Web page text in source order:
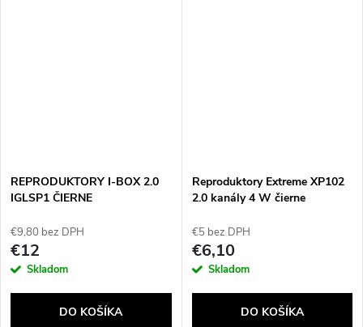
REPRODUKTORY I-BOX 2.0
IGLSP1 ČIERNE
€9,80 bez DPH
€12
Skladom
DO KOŠÍKA
Reproduktory Extreme XP102
2.0 kanály 4 W čierne
€5 bez DPH
€6,10
Skladom
DO KOŠÍKA